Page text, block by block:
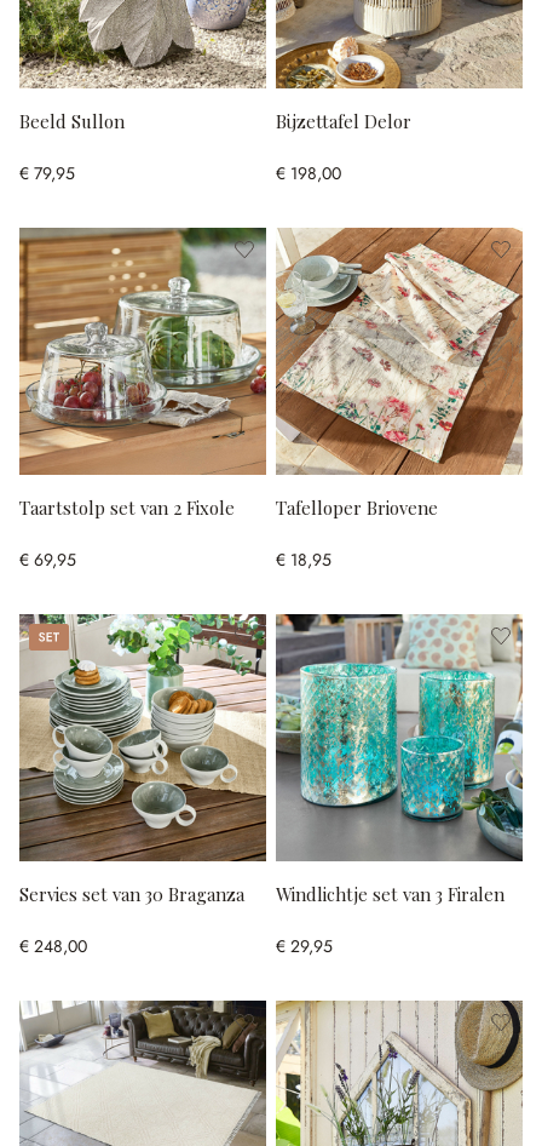
Beeld Sullon
€ 79,95
Bijzettafel Delor
€ 198,00
Taartstolp set van 2 Fixole
€ 69,95
Tafelloper Briovene
€ 18,95
Set
Servies set van 30 Braganza
€ 248,00
Windlichtje set van 3 Firalen
€ 29,95